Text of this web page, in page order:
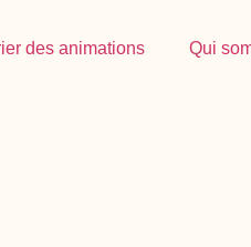
des animations Qui